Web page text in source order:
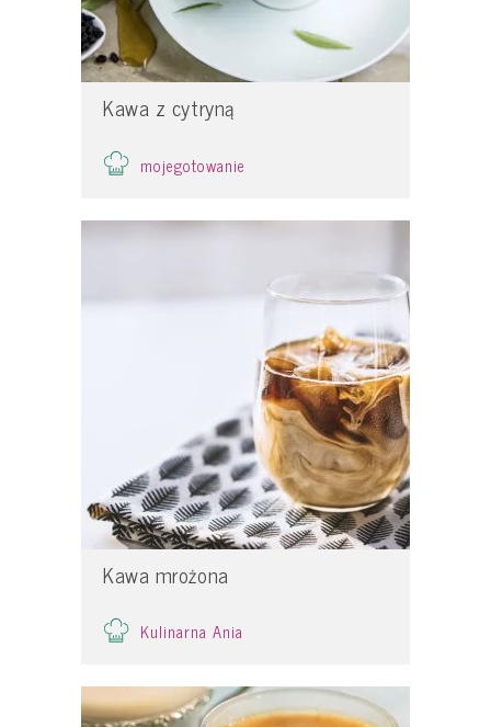
Kawa z cytryną
mojegotowanie
Kawa mrożona
Kulinarna Ania